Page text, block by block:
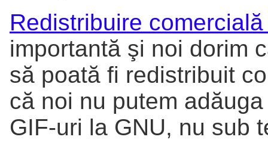
Redistribuire
importantă şi noi dorim
să poată fi redistribuit
că noi nu putem
GIF-uri la GNU, nu sub